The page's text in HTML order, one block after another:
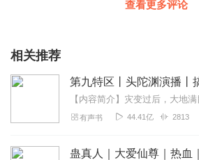
灼灼其华_n1
之后的三部 真的是太好了 小说制作
咖 声音塑造的贴合人物形象 期待更
2020-04-24
云游_y2
查看更多评论
相关推荐
有声书 44.41亿 2813